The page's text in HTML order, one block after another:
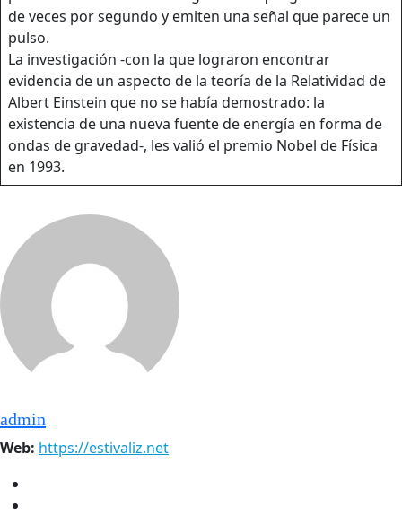
de veces por segundo y emiten una señal que parece un
pulso.
La investigación -con la que lograron encontrar
evidencia de un aspecto de la teoría de la Relatividad de
Albert Einstein que no se había demostrado: la
existencia de una nueva fuente de energía en forma de
ondas de gravedad-, les valió el premio Nobel de Física
en 1993.
admin
Web: https://estivaliz.net